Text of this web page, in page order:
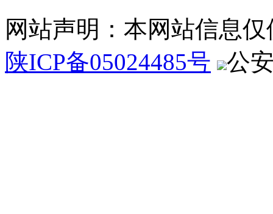
网站声明：本网站信息
陕ICP备05024485号
公